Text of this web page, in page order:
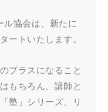
ル協会は、新たに
ートいたします。
プラスになること
もちろん、講師と
塾」シリーズ、リ